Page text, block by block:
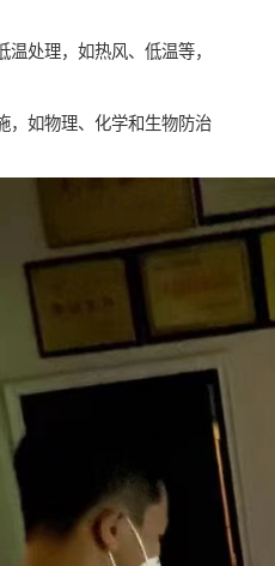
处理，如热风、低温等，
，如物理、化学和生物防治